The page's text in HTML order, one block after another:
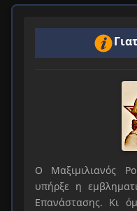
Ο Μαξιμιλιανός
υπήρξε η
Επανάστασης. Κι